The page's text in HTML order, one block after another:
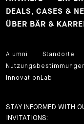
DEALS, CASES &
ÜBER BÄR &
Alumni Standorte
InnovationLab
STAY INFORMED WITH
INVITATIONS: